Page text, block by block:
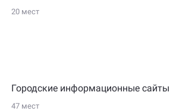
20 мест
Городские информационные сайты
47 мест